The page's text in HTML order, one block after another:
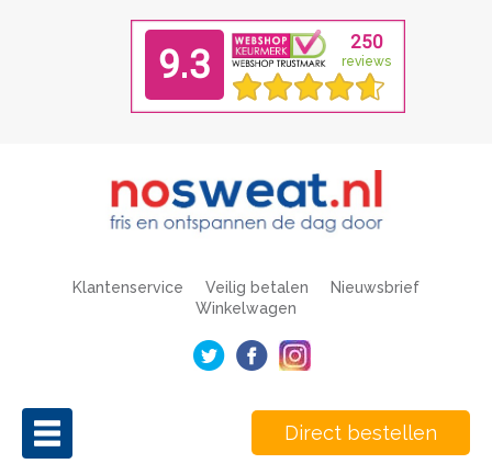
Klantenservice Veilig betalen
Nieuwsbrief
Winkelwagen
Direct bestellen